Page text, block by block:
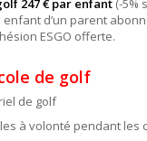
247 € par enfant(-5%
d’un parent
ESGO offerte.
de golf
de golf
à volonté pendant les